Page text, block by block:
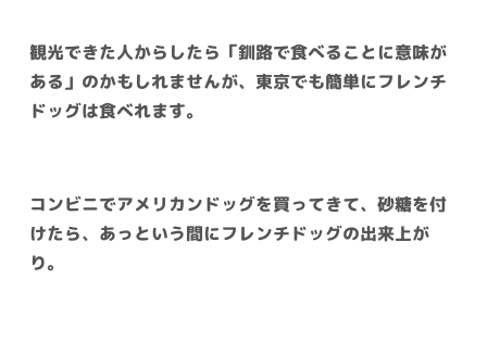
観光できた人からしたら「釧路で食べることに意味が
ある」のかもしれませんが、東京でも簡単にフレンチ
ドッグは食べれます。
コンビニでアメリカンドッグを買ってきて、砂糖を付
けたら、あっという間にフレンチドッグの出来上が
り。